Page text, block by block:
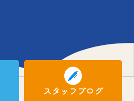
スタッフブログ